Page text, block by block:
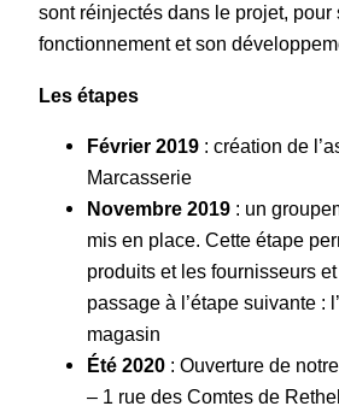
sont réinjectés dans le projet, pour
fonctionnement et son
Les étapes
Février 2019 : création de
Marcasserie
Novembre 2019 : un
mis en place. Cette étape
produits et les fournisseurs
passage à l’étape suivante :
magasin
Été 2020 : Ouverture de
– 1 rue des Comtes de